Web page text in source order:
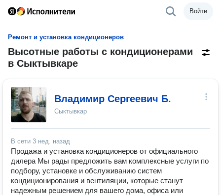
Войти
Ремонт и установка кондиционеров
Высотные работы с кондиционерами
в Сыктывкаре
Владимир Сергеевич Б.
Сыктывкар
В сети 3 нед. назад
Продажа и установка кондиционеров от официального
дилера Мы рады предложить вам комплексные услуги по
подбору, установке и обслуживанию систем
кондиционирования и вентиляции, которые станут
надежным решением для вашего дома, офиса или